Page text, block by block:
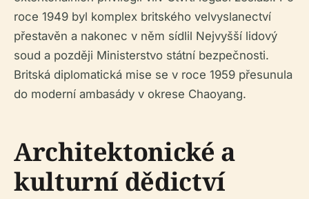
roce 1949 byl komplex britského velvyslanectví
přestavěn a nakonec v něm sídlil Nejvyšší lidový
soud a později Ministerstvo státní bezpečnosti.
Britská diplomatická mise se v roce 1959 přesunula
do moderní ambasády v okrese Chaoyang.
Architektonické a
kulturní dědictví